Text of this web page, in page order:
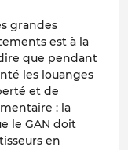
grandes
est à la
que pendant
les louanges
et de
: la
le GAN doit
en